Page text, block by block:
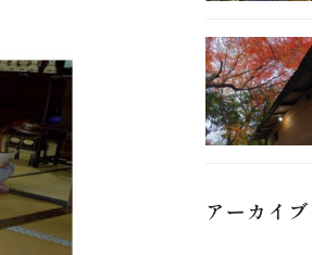
アーカイブ